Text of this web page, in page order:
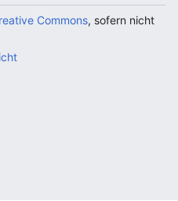
Commons, sofern nicht